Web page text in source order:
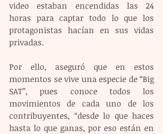
video estaban encendidas las 24
horas para captar todo lo que los
protagonistas hacían en sus vidas
privadas.
Por ello, aseguró que en estos
momentos se vive una especie de “Big
SAT”, pues conoce todos los
movimientos de cada uno de los
contribuyentes, “desde lo que haces
hasta lo que ganas, por eso están en